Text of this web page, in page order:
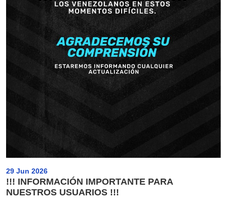
29 Jun 2026
!!! INFORMACIÓN IMPORTANTE PARA
NUESTROS USUARIOS !!!